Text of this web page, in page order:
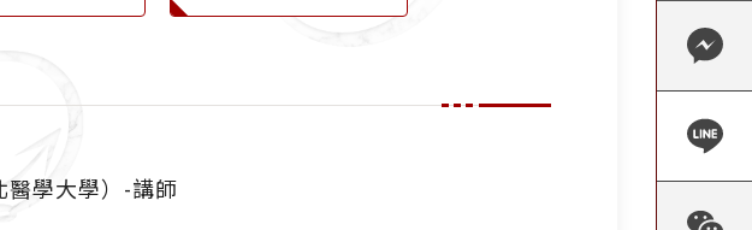
學大學）-講師